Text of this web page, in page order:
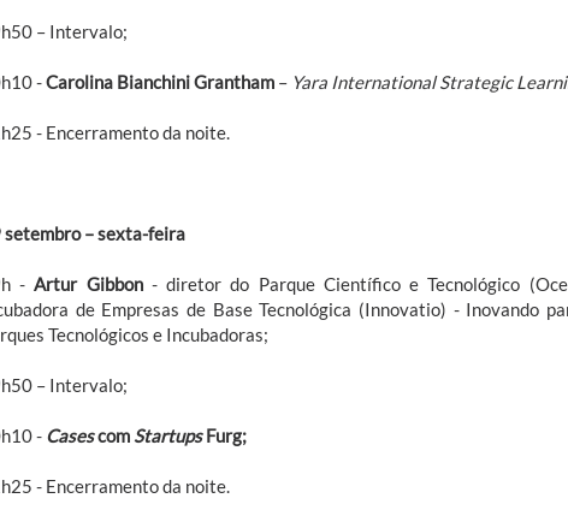
– Intervalo;
-Carolina Bianchini Grantham – Yara International Strategic
- Encerramento da noite.
setembro – sexta-feira
- Artur Gibbon- diretor do Parque Científico e Tecnológico
de Empresas de Base Tecnológica (Innovatio) - Inovando
Tecnológicos e Incubadoras;
– Intervalo;
- Casescom StartupsFurg;
- Encerramento da noite.